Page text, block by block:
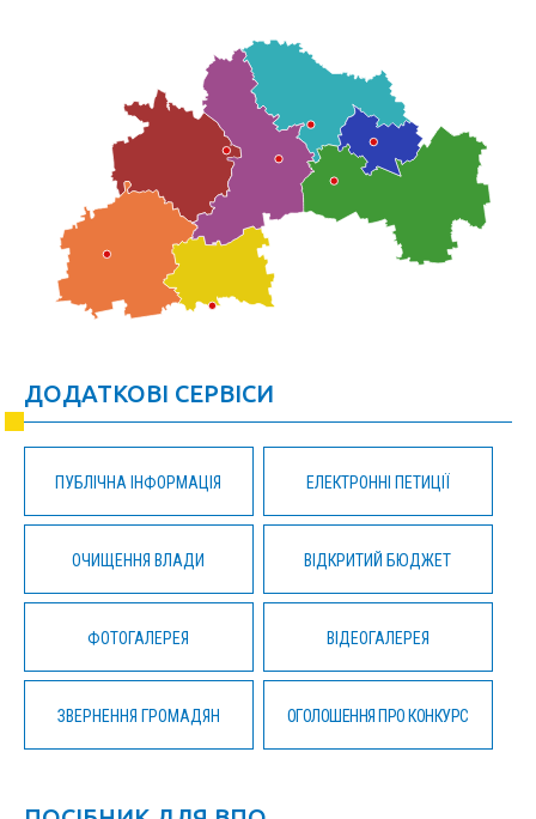
ДОДАТКОВІ СЕРВІСИ
ПУБЛІЧНА ІНФОРМАЦІЯ ЕЛЕКТРОННІ ПЕТИЦІЇ
ОЧИЩЕННЯ ВЛАДИ ВІДКРИТИЙ БЮДЖЕТ
ФОТОГАЛЕРЕЯ ВІДЕОГАЛЕРЕЯ
ЗВЕРНЕННЯ ГРОМАДЯН ОГОЛОШЕННЯ ПРО КОНКУРС